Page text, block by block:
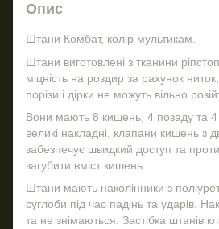
Опис
Штани Комбат, колір мультикам.
Штани виготовлені з тканини
міцність на роздир за рахунок
порізи і дірки не можуть вільно
Вони мають 8 кишень, 4 позаду та
великі накладні, клапани кишень з
забезпечує швидкий доступ та
загубити вміст кишень.
Штани мають наколінники з
суглоби під час падінь та ударів.
та не знімаються. Застібка штанів